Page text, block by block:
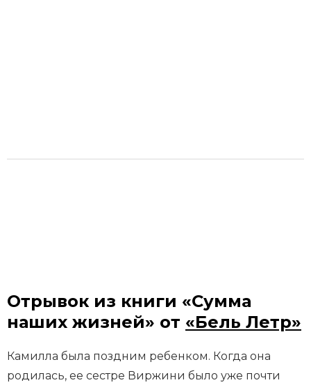
Отрывок из книги «Сумма
наших жизней» от «Бель Летр»
Камилла была поздним ребенком. Когда она
родилась, ее сестре Виржини было уже почти